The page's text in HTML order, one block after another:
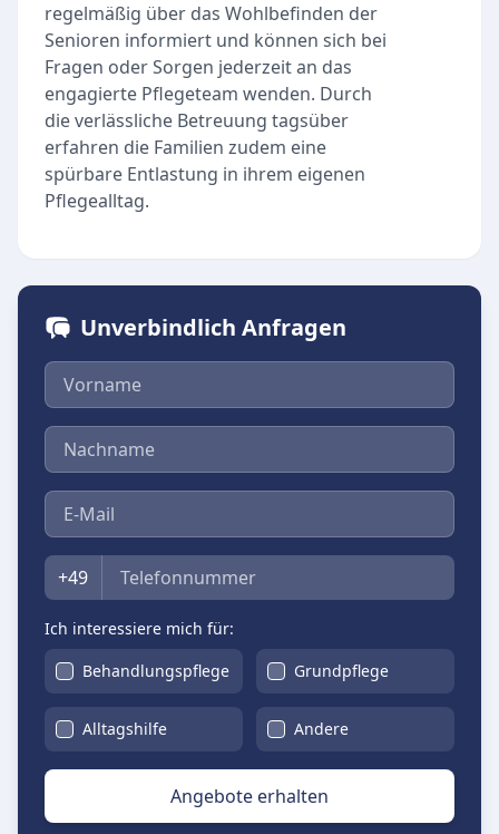
regelmäßig über das Wohlbefinden der
Senioren informiert und können sich bei
Fragen oder Sorgen jederzeit an das
engagierte Pflegeteam wenden. Durch
die verlässliche Betreuung tagsüber
erfahren die Familien zudem eine
spürbare Entlastung in ihrem eigenen
Pflegealltag.
Unverbindlich Anfragen
Vorname
Nachname
E-Mail
Telefon
+49
Ich interessiere mich für:
Behandlungspflege
Grundpflege
Alltagshilfe Andere
Angebote erhalten